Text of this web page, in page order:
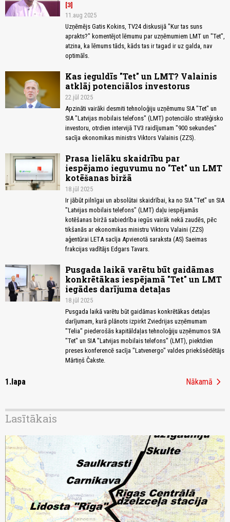
3
11.aug 2025
Uzņēmējs Gatis Kokins, TV24 diskusijā "Kur tas suns
aprakts?" komentējot lēmumu par uzņēmumiem LMT un "Tet",
atzina, ka lēmums tāds, kāds tas ir tagad ir uz galda, nav
optimāls.
Kas ieguldīs "Tet" un LMT? Valainis
atklāj potenciālos investorus
22.jūl 2025
Apzināti vairāki desmiti tehnoloģiju uzņēmumu SIA "Tet" un
SIA "Latvijas mobilais telefons" (LMT) potenciālo stratēģisko
investoru, otrdien intervijā TV3 raidījumam "900 sekundes"
sacīja ekonomikas ministrs Viktors Valainis (ZZS).
Prasa lielāku skaidrību par
iespējamo ieguvumu no "Tet" un LMT
kotēšanas biržā
18.jūl 2025
Ir jābūt pilnīgai un absolūtai skaidrībai, ka no SIA "Tet" un SIA
"Latvijas mobilais telefons" (LMT) daļu iespējamās
kotēšanas biržā sabiedrība iegūs vairāk nekā zaudēs, pēc
tikšanās ar ekonomikas ministru Viktoru Valaini (ZZS)
aģentūrai LETA sacīja Apvienotā saraksta (AS) Saeimas
frakcijas vadītājs Edgars Tavars.
Pusgada laikā varētu būt gaidāmas
konkrētākas iespējamā "Tet" un LMT
iegādes darījuma detaļas
18.jūl 2025
Pusgada laikā varētu būt gaidāmas konkrētākas detaļas
darījumam, kurā plānots izpirkt Zviedrijas uzņēmumam
"Telia" piederošās kapitāldaļas tehnoloģiju uzņēmumos SIA
"Tet" un SIA "Latvijas mobilais telefons" (LMT), piektdien
preses konferencē sacīja "Latvenergo" valdes priekšsēdētājs
Mārtiņš Čakste.
1.lapa Nākamā chevron_right
Lasītākais